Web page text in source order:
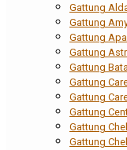
Gattung
Gattung
Gattung
Gattung
Gattung
Gattung
Gattung
Gattung
Gattung
Gattung